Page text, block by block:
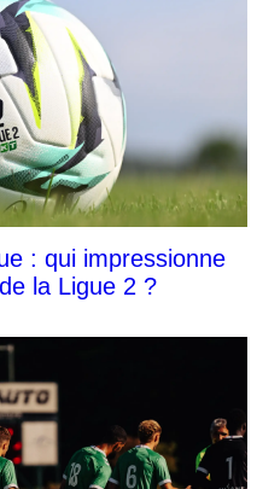
: qui impressionne
la Ligue 2 ?